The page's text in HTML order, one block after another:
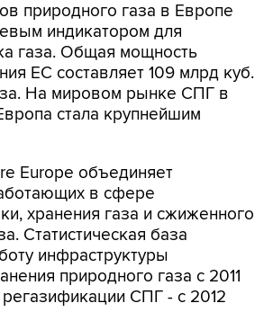
природного газа в Европе
индикатором для
газа. Общая мощность
ЕС составляет 109 млрд куб.
На мировом рынке СПГ в
стала крупнейшим
Europe объединяет
в сфере
хранения газа и сжиженного
Статистическая база
инфраструктуры
природного газа с 2011
СПГ - с 2012